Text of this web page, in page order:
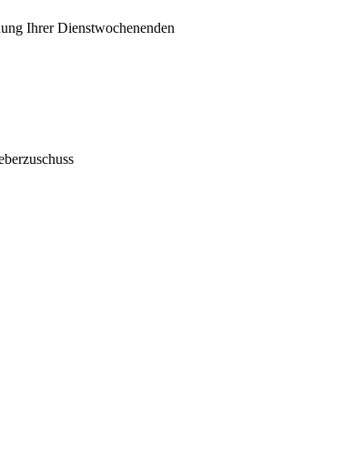
Ihrer Dienstwochenenden